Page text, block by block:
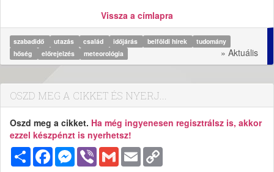
Vissza a címlapra
szabadidő utazás család időjárás belföldi hírek
tudomány
hőség
előrejelzés meteorológia » Aktuális
OSZD MEG A CIKKET ÉS NYERJ...
Oszd meg a cikket. Ha még ingyenesen regisztrálsz is, akkor
ezzel készpénzt is nyerhetsz!
MegosztásFacebookMessenger
Viber Gmail Email